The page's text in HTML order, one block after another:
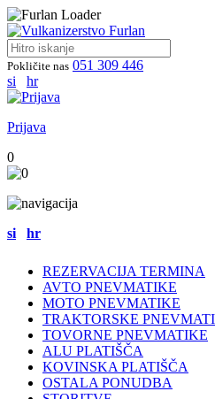
Pokličite nas 051 309 446
si
hr
Prijava
0
si hr
REZERVACIJA TERMINA
AVTO PNEVMATIKE
MOTO PNEVMATIKE
TRAKTORSKE
TOVORNE PNEVMATIKE
ALU PLATIŠČA
KOVINSKA PLATIŠČA
OSTALA PONUDBA